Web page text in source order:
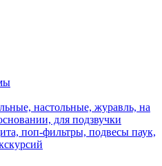
настольные, журавль, на
для подзвучки
поп-фильтры, подвесы паук,